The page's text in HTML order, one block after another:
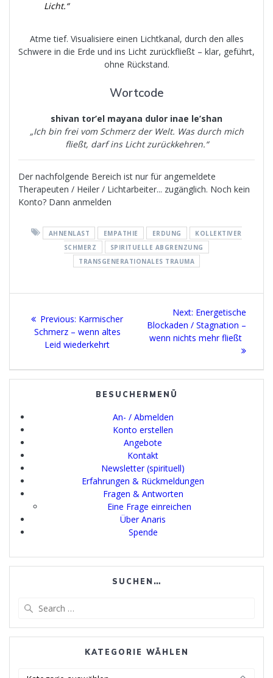
Licht.“
Atme tief. Visualisiere einen Lichtkanal, durch den alles
Schwere in die Erde und ins Licht zurückfließt – klar, geführt,
ohne Rückstand.
Wortcode
shivan tor’el mayana dulor inae le’shan
„Ich bin frei vom Schmerz der Welt. Was durch mich
fließt, darf ins Licht zurückkehren.“
Der nachfolgende Bereich ist nur für angemeldete
Therapeuten / Heiler / Lichtarbeiter... zugänglich. Noch kein
Konto? Dann anmelden
AHNENLAST EMPATHIE ERDUNG
KOLLEKTIVER
SCHMERZ
SPIRITUELLE ABGRENZUNG
TRANSGENERATIONALES TRAUMA
Beitragsnavigation
Previous: Previous
post:
Karmischer
Schmerz – wenn altes
Leid wiederkehrt
Next: Next
post:
Energetische
Blockaden / Stagnation –
wenn nichts mehr fließt
BESUCHERMENÜ
An- / Abmelden
Konto erstellen
Angebote
Kontakt
Newsletter (spirituell)
Erfahrungen & Rückmeldungen
Fragen & Antworten
Eine Frage einreichen
Über Anaris
Spende
SUCHEN…
KATEGORIE WÄHLEN